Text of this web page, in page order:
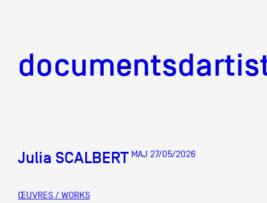
Julia SCALBERT MAJ 27/05/2026
ŒUVRES / WORKS